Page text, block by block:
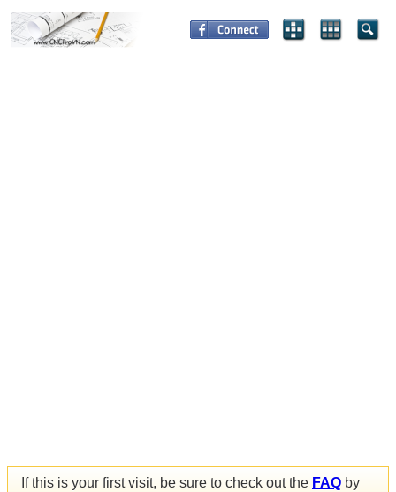
If this is your first visit, be sure to check out the FAQ by